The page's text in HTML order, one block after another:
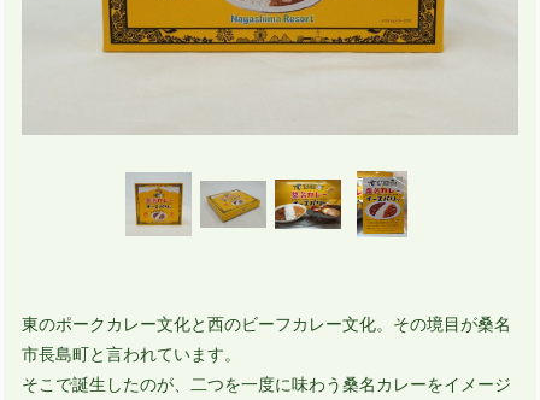
東のポークカレー文化と西のビーフカレー文化。その境目が桑名
市長島町と言われています。
そこで誕生したのが、二つを一度に味わう桑名カレーをイメージ